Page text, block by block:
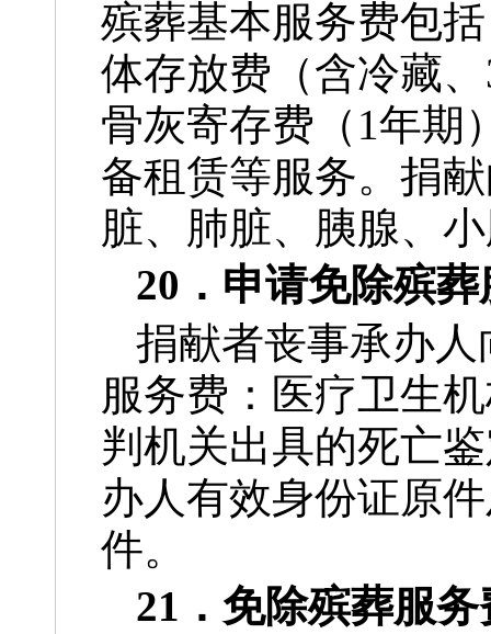
殡葬基本服务费包
体存放费（含冷藏
骨灰寄存费（1年期
备租赁等服务。捐
脏、肺脏、胰腺、
20．申请免除殡
捐献者丧事承办
服务费：医疗卫生
判机关出具的死亡
办人有效身份证原
件。
21．免除殡葬服